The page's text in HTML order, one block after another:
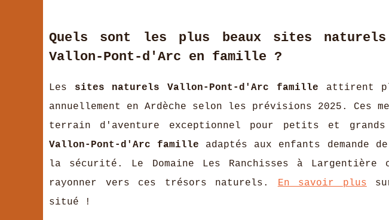
Quels sont les plus beaux sites
Vallon-Pont-d'Arc en famille ?
Les sites naturels Vallon-Pont-d'Arc famille attirent
annuellement en Ardèche selon les prévisions 2025. Ces
terrain d'aventure exceptionnel pour petits et
Vallon-Pont-d'Arc famille adaptés aux enfants
la sécurité. Le Domaine Les Ranchisses à Largentière
rayonner vers ces trésors naturels. En savoir plus
situé !